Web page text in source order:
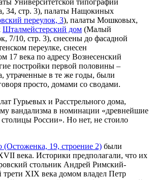
34, стр. 3), палаты Нащокиных
переулок, 3), палаты Мошковых,
Шталмейстерский дом (Малый
7/10, стр. 3), снесены до фасадной
переулке, снесен
17 века по адресу Вознесенский
постройки первой половины –
утраченные в те же годы, были
просто, домами со сводами.
Гурьевых и Расстрельного дома,
вандализма в номинации «древнейшие
столицы России». Но нет, не стоило
(Остоженка, 19, строение 2) были
века. Историки предполагали, что их
стольник Андрей Римский-
трети XIX века домом владел Петр